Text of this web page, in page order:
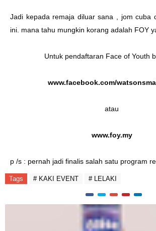
Jadi kepada remaja diluar sana , jom cuba
ini. mana tahu mungkin korang adalah FOY
Untuk pendaftaran Face of Youth
www.facebook.com/
atau
www.foy.my
p /s : pernah jadi finalis salah satu program
Tags # KAKI EVENT # LELAKI